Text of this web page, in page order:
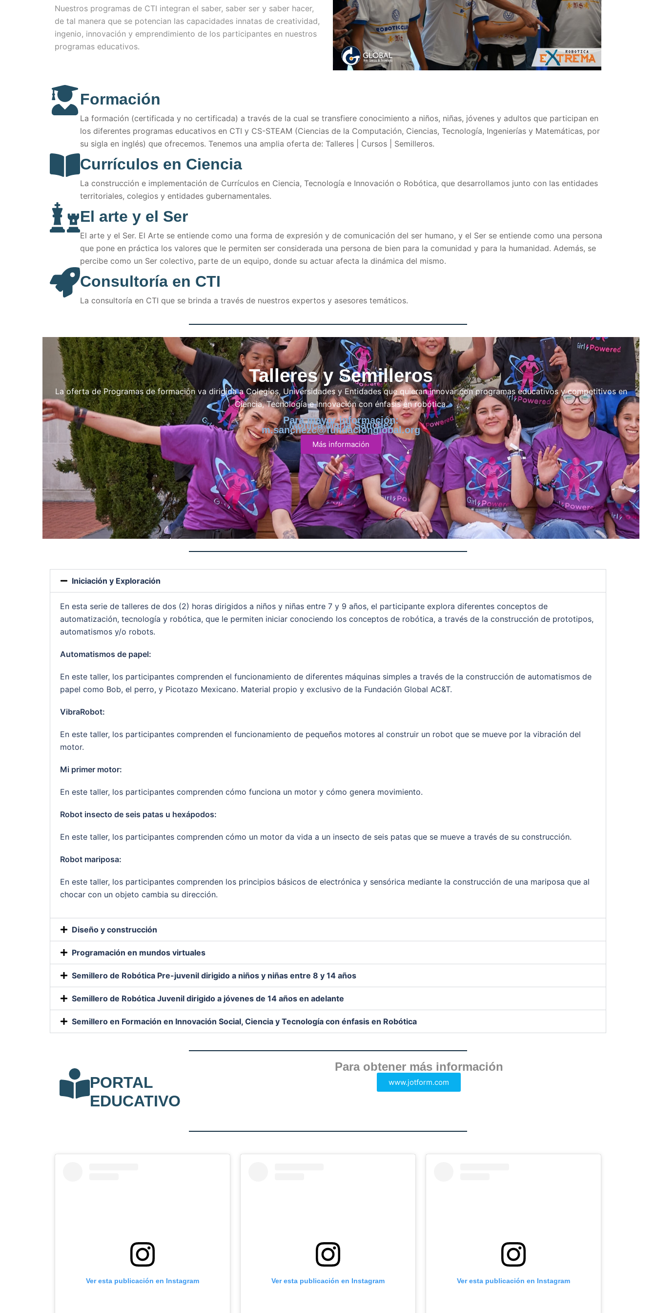
Nuestros programas de CTI integran el saber, saber ser y saber hacer,
de tal manera que se potencian las capacidades innatas de creatividad,
ingenio, innovación y emprendimiento de los participantes en nuestros
programas educativos.
Formación
La formación (certificada y no certificada) a través de la cual se transfiere conocimiento a niños, niñas, jóvenes y adultos que participan en
los diferentes programas educativos en CTI y CS-STEAM (Ciencias de la Computación, Ciencias, Tecnología, Ingenierías y Matemáticas, por
su sigla en inglés) que ofrecemos. Tenemos una amplia oferta de: Talleres | Cursos | Semilleros.
Currículos en Ciencia
La construcción e implementación de Currículos en Ciencia, Tecnología e Innovación o Robótica, que desarrollamos junto con las entidades
territoriales, colegios y entidades gubernamentales.
El arte y el Ser
El arte y el Ser. El Arte se entiende como una forma de expresión y de comunicación del ser humano, y el Ser se entiende como una persona
que pone en práctica los valores que le permiten ser considerada una persona de bien para la comunidad y para la humanidad. Además, se
percibe como un Ser colectivo, parte de un equipo, donde su actuar afecta la dinámica del mismo.
Consultoría en CTI
La consultoría en CTI que se brinda a través de nuestros expertos y asesores temáticos.
Talleres y Semilleros
La oferta de Programas de formación va dirigida a Colegios, Universidades y Entidades que quieran innovar con programas educativos y competitivos en
Ciencia, Tecnología e Innovación con énfasis en robótica.
Para mayor información:
Mónica María Sánchez
m.sanchezc@fundacionglobal.org
Más información
Iniciación y Exploración
En esta serie de talleres de dos (2) horas dirigidos a niños y niñas entre 7 y 9 años, el participante explora diferentes conceptos de
automatización, tecnología y robótica, que le permiten iniciar conociendo los conceptos de robótica, a través de la construcción de prototipos,
automatismos y/o robots.
Automatismos de papel:
En este taller, los participantes comprenden el funcionamiento de diferentes máquinas simples a través de la construcción de automatismos de
papel como Bob, el perro, y Picotazo Mexicano. Material propio y exclusivo de la Fundación Global AC&T.
VibraRobot:
En este taller, los participantes comprenden el funcionamiento de pequeños motores al construir un robot que se mueve por la vibración del
motor.
Mi primer motor:
En este taller, los participantes comprenden cómo funciona un motor y cómo genera movimiento.
Robot insecto de seis patas u hexápodos:
En este taller, los participantes comprenden cómo un motor da vida a un insecto de seis patas que se mueve a través de su construcción.
Robot mariposa:
En este taller, los participantes comprenden los principios básicos de electrónica y sensórica mediante la construcción de una mariposa que al
chocar con un objeto cambia su dirección.
Diseño y construcción
Programación en mundos virtuales
Semillero de Robótica Pre-juvenil dirigido a niños y niñas entre 8 y 14 años
Semillero de Robótica Juvenil dirigido a jóvenes de 14 años en adelante
Semillero en Formación en Innovación Social, Ciencia y Tecnología con énfasis en Robótica
PORTAL
EDUCATIVO
Para obtener más información
www.jotform.com
Ver esta publicación en Instagram Ver esta publicación en Instagram Ver esta publicación en Instagram